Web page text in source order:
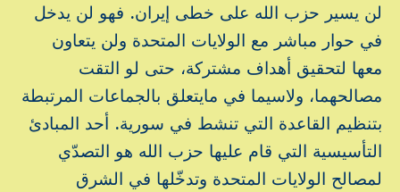
لن يسير حزب الله على خطى إيران. فهو لن يدخل
في حوار مباشر مع الولايات المتحدة ولن يتعاون
معها لتحقيق أهداف مشتركة، حتى لو التقت
مصالحهما، ولاسيما في مايتعلق بالجماعات المرتبطة
بتنظيم القاعدة التي تنشط في سورية. أحد المبادئ
التأسيسية التي قام عليها حزب الله هو التصدّي
لمصالح الولايات المتحدة وتدخّلها في الشرق